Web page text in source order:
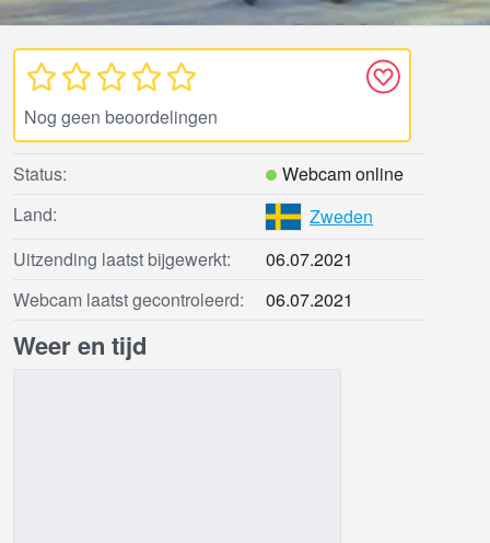
Nog geen beoordelingen
Status:
Webcam online
Land:
Zweden
Uitzending laatst bijgewerkt:
06.07.2021
Webcam laatst gecontroleerd:
06.07.2021
Weer en tijd